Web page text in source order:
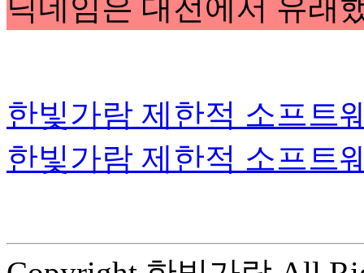
닉네임은 대전에서 유래
한빛가람 제한적 소프트
한빛가람 제한적 소프트